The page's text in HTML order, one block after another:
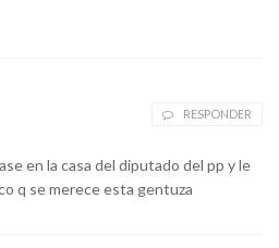
RESPONDER
en la casa del diputado del pp y le
q se merece esta gentuza